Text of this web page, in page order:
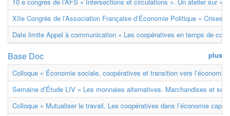
XIIe Congrès de l’Association Française d’Économie Politique « Crises
Date limite Appel à communication « Les coopératives en temps de
plus
Base Doc
Colloque « Économie sociale, coopératives et transition vers
Semaine d’Étude LIV « Les monnaies alternatives. Marchandises et
Colloque « Mutualiser le travail. Les coopératives dans l’économie